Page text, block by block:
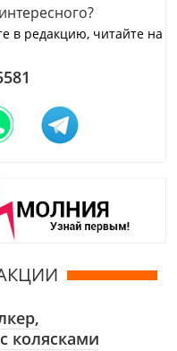
в редакцию, читайте на
колясками